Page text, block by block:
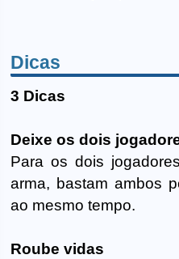
Dicas
3 Dicas
Deixe os dois
Para os dois
arma, bastam ambos
ao mesmo tempo.
Roube vidas